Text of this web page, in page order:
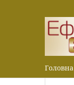
Головна